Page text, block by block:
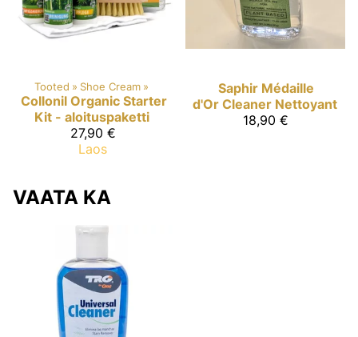
Tooted ‪» Shoe Cream ‪»
Collonil Organic Starter
Kit - aloituspaketti
27,90 €
Laos
Saphir Médaille
d'Or Cleaner Nettoyant
18,90 €
VAATA KA